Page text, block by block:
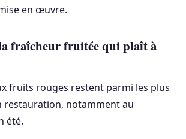
en œuvre.
fraîcheur fruitée qui plaît à
fruits rouges restent parmi les plus
restauration, notamment au
été.